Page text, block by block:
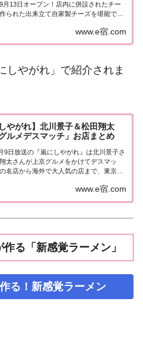
月13日オープン！店内に併設されたチー
られた出来立て自家製チーズを堪能でき
ン）なんばCITY店ダイニングレストラン
www.e宿.com
やがれ」で紹介されま
しやがれ】北川景子＆松田翔太
グルメデスマッチ」お店まとめ
9日放送の『嵐にしやがれ』は北川景子さ
太さんが上京グルメをかけてデスマッ
名店から海外で大人気の店まで、東京進
京グルメデスマッチ北川景子さん＆松田翔
www.e宿.com
る「新感覚ラーメン」
る！新感覚ラーメン